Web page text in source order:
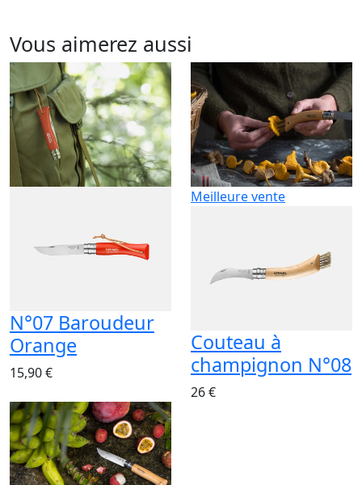
Vous aimerez aussi
N°07 Baroudeur
Orange
15,90 €
Meilleure vente
Couteau à
champignon N°08
26 €